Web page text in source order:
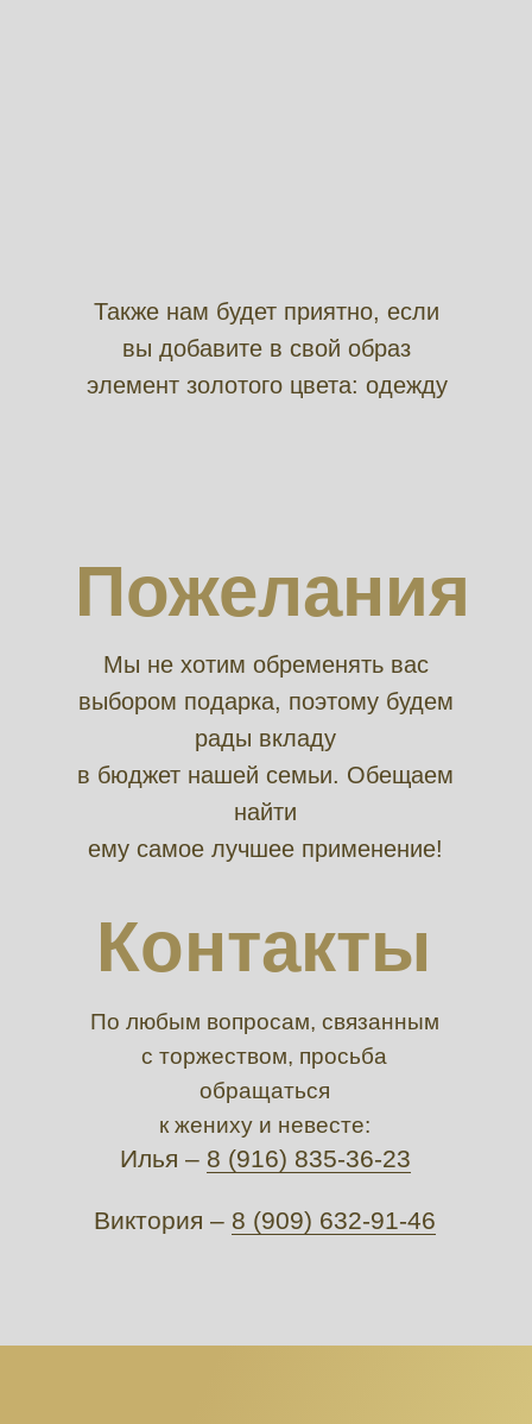
Также нам будет приятно, если
вы добавите в свой образ
элемент золотого цвета: одежду
Пожелания
Мы не хотим обременять вас
выбором подарка, поэтому будем
рады вкладу
в бюджет нашей семьи. Обещаем
найти
ему самое лучшее применение!
По любым вопросам, связанным
с торжеством, просьба
обращаться
к жениху и невесте:
Контакты
Виктория – 8 (909) 632-91-46
Илья – 8 (916) 835-36-23